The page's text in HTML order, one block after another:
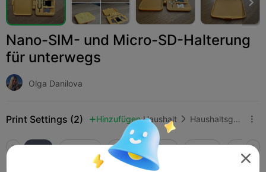

Nano-SIM- und Micro-SD-Halterung
für unterwegs
Olga Danilova
Print Settings (2)  Hinzufügen Haushalt  Haushaltsgeräte-Zubehör 
K2 Pro
